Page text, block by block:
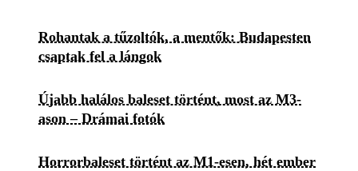
Rohantak a tűzoltók, a mentők: Budapesten
csaptak fel a lángok
Újabb halálos baleset történt, most az M3-
ason – Drámai fotók
Horrorbaleset történt az M1-esen, hét ember